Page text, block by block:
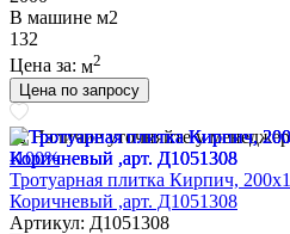
В машине м2
132
Цена за: м2
Цена по запросу
Наличие уточняйте у
-100%
Тротуарная плитка Кирпич,
Коричневый ,арт. Д1051308
Артикул: Д1051308